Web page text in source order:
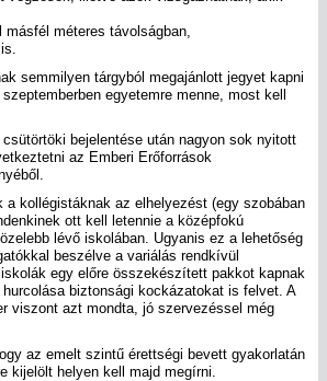
méteres távolságban,
semmilyen tárgyból megajánlott jegyet kapni
egyetemre menne, most kell
bejelentése után nagyon sok nyitott
az Emberi Erőforrások
kollégistáknak az elhelyezést (egy szobában
ott kell letennie a középfokú
lévő iskolában. Ugyanis ez a lehetőség
beszélve a variálás rendkívül
egy előre összekészített pakkot kapnak
biztonsági kockázatokat is felvet. A
viszont azt mondta, jó szervezéssel még
az emelt szintű érettségi bevett gyakorlatán
kijelölt helyen kell majd megírni.